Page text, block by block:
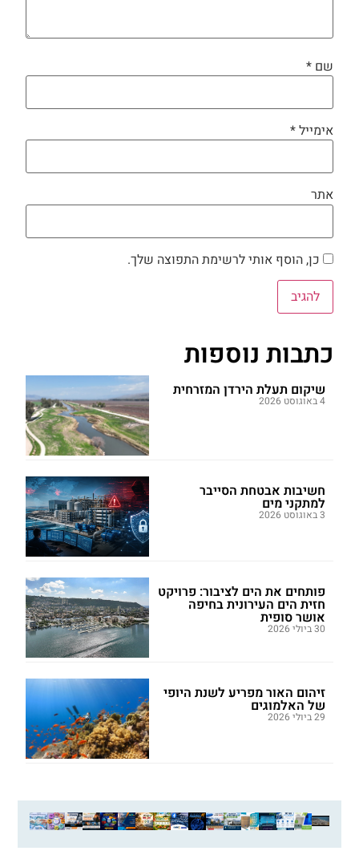
שם *
אימייל*
אתר
כן, הוסף אותי לרשימת התפוצה שלך.
כתבות נוספות
שיקום תעלת הירדן המזרחית
4 באוגוסט 2026
חשיבות אבטחת הסייבר
למתקני מים
3 באוגוסט 2026
פותחים את הים לציבור: פרויקט
חזית הים העירונית בחיפה
אושר סופית
30 ביולי 2026
זיהום האור מפריע לשנת היופי
של האלמוגים
29 ביולי 2026